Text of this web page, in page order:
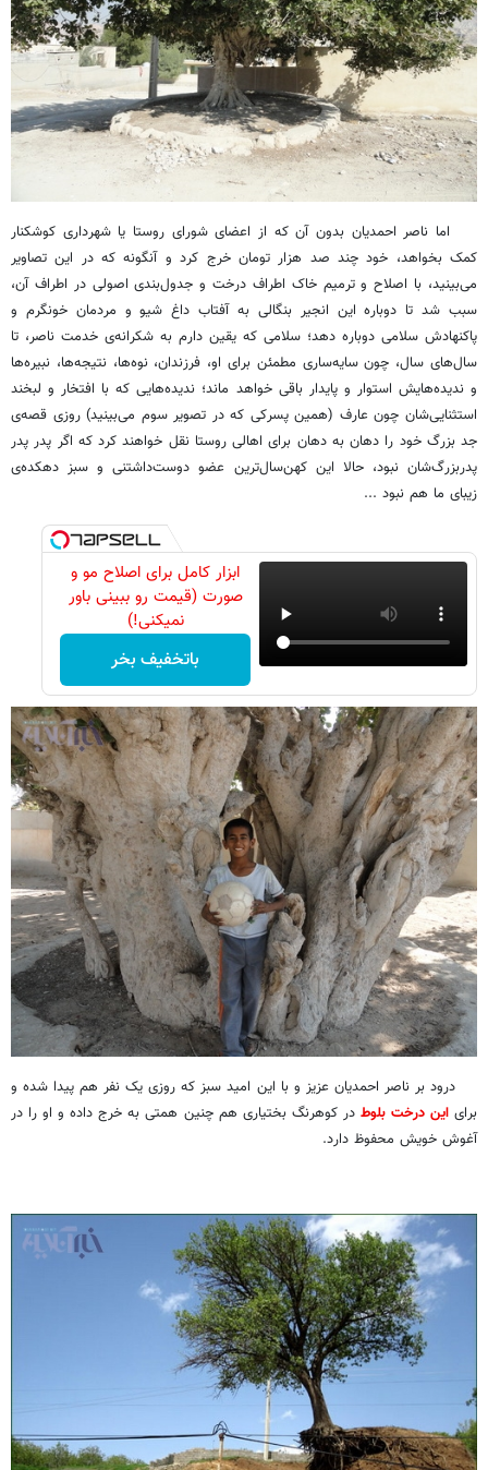
اما ناصر احمدیان بدون آن که از اعضای شورای روستا یا شهرداری کوشکنار
کمک بخواهد، خود چند صد هزار تومان خرج کرد و آنگونه که در این تصاویر
می‌بینید، با اصلاح و ترمیم خاک اطراف درخت و جدول‌بندی اصولی در اطراف آن،
سبب شد تا دوباره این انجیر بنگالی به آفتاب داغ شیو و مردمان خونگرم و
پاکنهادش سلامی دوباره دهد؛ سلامی که یقین دارم به شکرانه‌ی خدمت ناصر، تا
سال‌های سال، چون سایه‌ساری مطمئن برای او، فرزندان، نوه‌ها، نتیجه‌ها، نبیره‌ها
و ندیده‌هایش استوار و پایدار باقی خواهد ماند؛ ندیده‌هایی که با افتخار و لبخند
استثنایی‌شان چون عارف (همین پسرکی که در تصویر سوم می‌بینید) روزی قصه‌ی
جد بزرگ خود را دهان به دهان برای اهالی روستا نقل خواهند کرد که اگر پدر پدر
پدربزرگ‌شان نبود، حالا این کهن‌سال‌ترین عضو دوست‌داشتنی و سبز دهکده‌ی
زیبای ما هم نبود ...
ابزار کامل برای اصلاح مو و
صورت (قیمت رو ببینی باور
نمیکنی!)
باتخفیف بخر
درود بر ناصر احمدیان عزیز و با این امید سبز که روزی یک نفر هم پیدا شده و
برایاین درخت بلوطدر کوهرنگ بختیاری هم چنین همتی به خرج داده و او را در
آغوش خویش محفوظ دارد.